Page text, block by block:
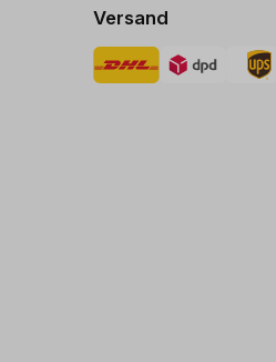
Versand